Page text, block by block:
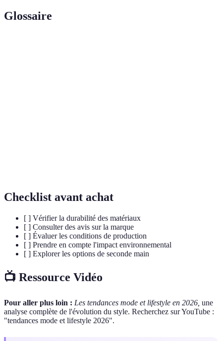
Glossaire
Checklist avant achat
[ ] Vérifier la durabilité des matériaux
[ ] Consulter des avis sur la marque
[ ] Évaluer les conditions de production
[ ] Prendre en compte l'impact environnemental
[ ] Explorer les options de seconde main
📺 Ressource Vidéo
Pour aller plus loin : Les tendances mode et lifestyle en 2026, une
analyse complète de l'évolution du style. Recherchez sur YouTube :
"tendances mode et lifestyle 2026".